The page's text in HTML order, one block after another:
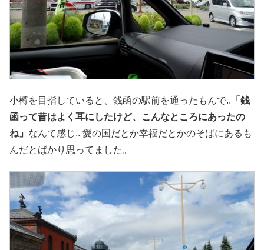
小樽を目指していると、銭函の駅前を通ったもんで.. 「銭
函って昔はよく耳にしたけど、こんなところにあったの
ね」 なんて感じ.. 愛の国だとか幸福だとかのそばにあるも
んだとばかり思ってました。